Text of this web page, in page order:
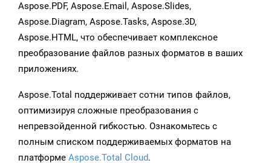
Aspose.PDF, Aspose.Email, Aspose.Slides,
Aspose.Diagram, Aspose.Tasks, Aspose.3D,
Aspose.HTML, что обеспечивает комплексное
преобразование файлов разных форматов в ваших
приложениях.
Aspose.Total поддерживает сотни типов файлов,
оптимизируя сложные преобразования с
непревзойденной гибкостью. Ознакомьтесь с
полным списком поддерживаемых форматов на
платформе Aspose.Total Cloud.